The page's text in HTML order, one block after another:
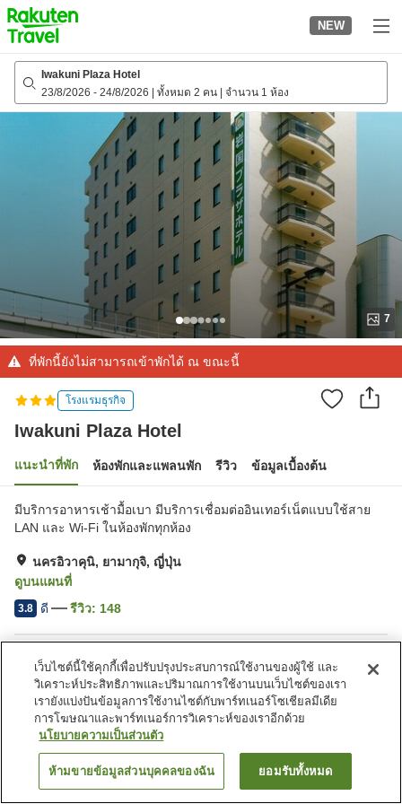
to
top
page
NEW
Iwakuni Plaza Hotel
23/8/2026 - 24/8/2026 ทั้งหมด 2 คน จำนวน 1 ห้อง
7
ที่พักนี้ยังไม่สามารถเข้าพักได้ ณ ขณะนี้
โรงแรมธุรกิจ
Iwakuni Plaza Hotel
แนะนำที่พัก ห้องพักและแพลนพัก รีวิว ข้อมูลเบื้องต้น
มีบริการอาหารเช้ามื้อเบา มีบริการเชื่อมต่ออินเทอร์เน็ตแบบใช้สาย
LAN และ Wi-Fi ในห้องพักทุกห้อง
นครอิวาคุนิ, ยามากุจิ, ญี่ปุ่น
ดูบนแผนที่
3.8 ดี รีวิว: 148
สิ่งอำนวยความสะดวกในที่พัก
ที่จอดรถ
สปา/บิวตี้ซาลอน
ตู้จำหน่ายอัตโนมัติ
ร้านสะดวกซื้อ
หน้าแรก ญี่ปุ่น ยามากุจิ นครอิวาคุนิ Iwakuni Plaza Hotel
ค้นหาห้องพัก
เว็บไซต์นี้ใช้คุกกี้เพื่อปรับปรุงประสบการณ์ใช้งานของผู้ใช้ และ
วิเคราะห์ประสิทธิภาพและปริมาณการใช้งานบนเว็บไซต์ของเรา
เรายังแบ่งปันข้อมูลการใช้งานไซต์กับพาร์ทเนอร์โซเชียลมีเดีย
การโฆษณาและพาร์ทเนอร์การวิเคราะห์ของเราอีกด้วย
นโยบายความเป็นส่วนตัว
ห้ามขายข้อมูลส่วนบุคคลของฉัน ยอมรับทั้งหมด